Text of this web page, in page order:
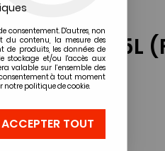
FIXER 5L
à donner votre avis !
TTC
consentement. D'autres, non
du contenu, la mesure des
de produits, les données de
stockage et/ou l'accès aux
valable sur l’ensemble des
consentement à tout moment
notre politique de cookie.
ACCEPTER TOUT